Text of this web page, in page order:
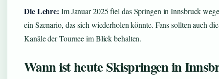
Die Lehre: Im Januar 2025 fiel das Springen in Innsbruck
ein Szenario, das sich wiederholen könnte. Fans sollten auch
Kanäle der Tournee im Blick behalten.
Wann ist heute Skispringen in